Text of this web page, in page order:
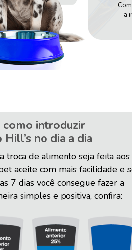
a
como introduzir
Hill’s no dia a dia
troca de alimento seja feita aos
aceite com mais facilidade e
7 dias você consegue fazer a
simples e positiva, confira: